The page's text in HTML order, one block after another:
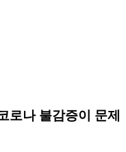
로나 불감증이 문제